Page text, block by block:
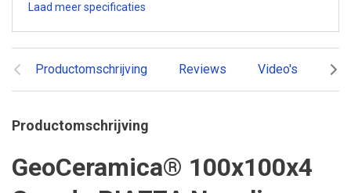
Productomschrijving Reviews Video's
Productomschrijving
GeoCeramica® 100x100x4
Laad meer specificaties